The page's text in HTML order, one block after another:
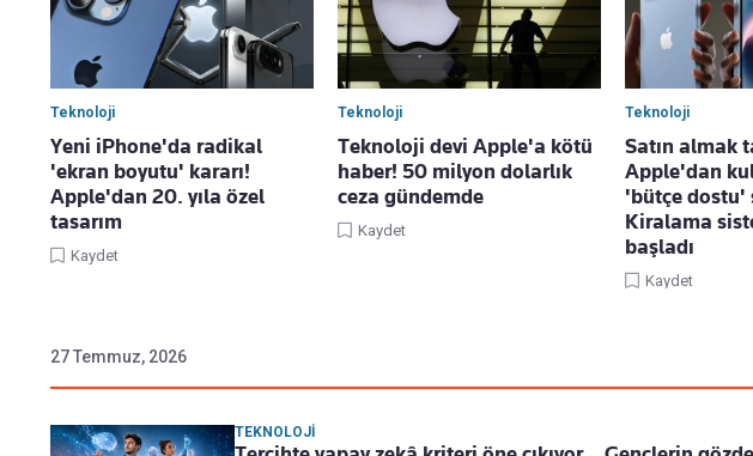
Teknoloji
Yeni iPhone'da radikal
'ekran boyutu' kararı!
Apple'dan 20. yıla özel
tasarım
Kaydet
Teknoloji
Teknoloji devi Apple'a kötü
haber! 50 milyon dolarlık
ceza gündemde
Kaydet
Teknoloji
Satın almak
Apple'dan
'bütçe dostu'
Kiralama
başladı
Kaydet
27 Temmuz, 2026
TEKNOLOJI